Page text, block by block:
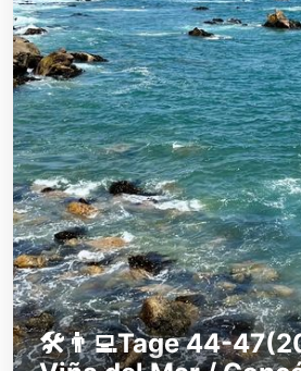
🛠️👨‍💻Tage 44-